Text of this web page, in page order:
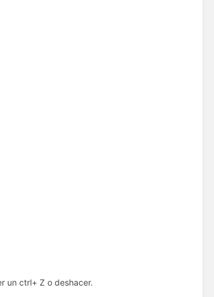
un ctrl+ Z o deshacer.